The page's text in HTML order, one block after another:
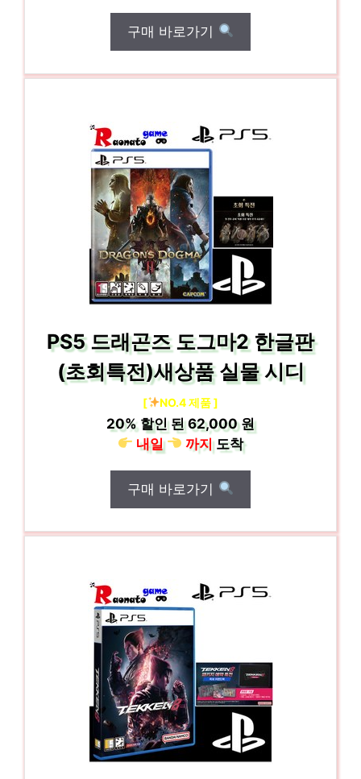
구매 바로가기
PS5 드래곤즈 도그마2 한글판
(초회특전)새상품 실물 시디
[ NO.4 제품 ]
20% 할인 된62,000 원
내일
까지도착
구매 바로가기